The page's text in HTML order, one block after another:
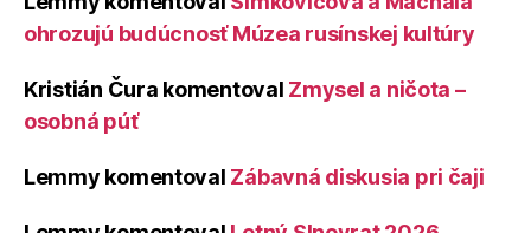
ohrozujú budúcnosť Múzea rusínskej kultúry
Kristián Čura komentoval Zmysel a ničota –
osobná púť
Lemmy komentoval Zábavná diskusia pri čaji